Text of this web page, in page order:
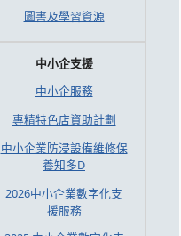
圖書及學習資源
中小企支援
中小企服務
專精特色店資助計劃
中小企業防浸設備維修保
養知多D
2026中小企業數字化支
援服務